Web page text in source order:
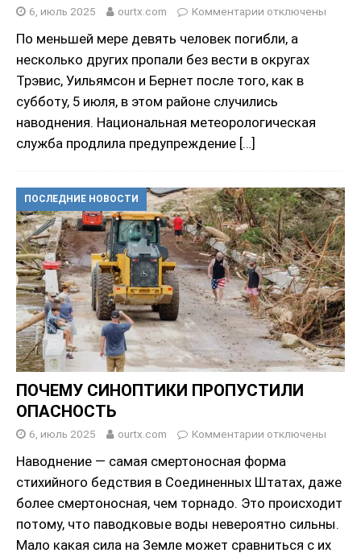
6, июль 2025 ourtx.com Комментарии отключены
По меньшей мере девять человек погибли, а
несколько других пропали без вести в округах
Трэвис, Уильямсон и Бернет после того, как в
субботу, 5 июля, в этом районе случились
наводнения. Национальная метеорологическая
служба продлила предупреждение […]
ПОСЛЕДНИЕ НОВОСТИ
ПОЧЕМУ СИНОПТИКИ ПРОПУСТИЛИ
ОПАСНОСТЬ
6, июль 2025 ourtx.com Комментарии отключены
Наводнение — самая смертоносная форма
стихийного бедствия в Соединенных Штатах, даже
более смертоносная, чем торнадо. Это происходит
потому, что паводковые воды невероятно сильны.
Мало какая сила на Земле может сравниться с их